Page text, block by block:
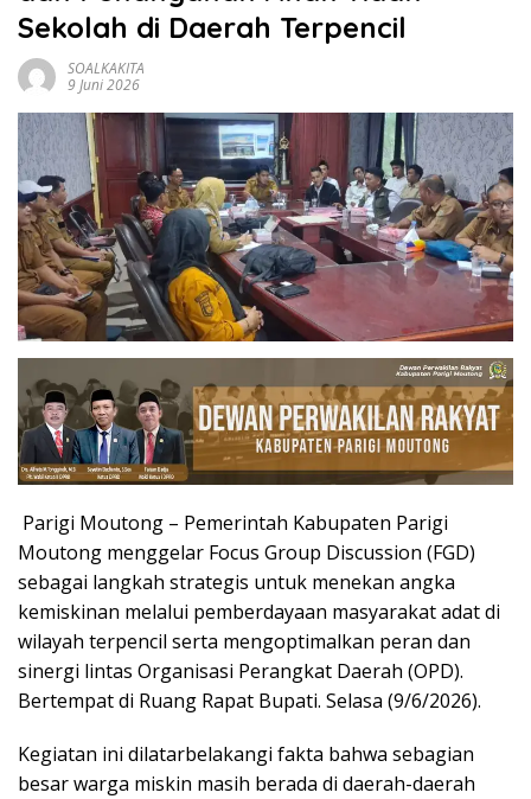
Sekolah di Daerah Terpencil
SOALKAKITA
9 Juni 2026
Parigi Moutong – Pemerintah Kabupaten Parigi
Moutong menggelar Focus Group Discussion (FGD)
sebagai langkah strategis untuk menekan angka
kemiskinan melalui pemberdayaan masyarakat adat di
wilayah terpencil serta mengoptimalkan peran dan
sinergi lintas Organisasi Perangkat Daerah (OPD).
Bertempat di Ruang Rapat Bupati. Selasa (9/6/2026).
Kegiatan ini dilatarbelakangi fakta bahwa sebagian
besar warga miskin masih berada di daerah-daerah